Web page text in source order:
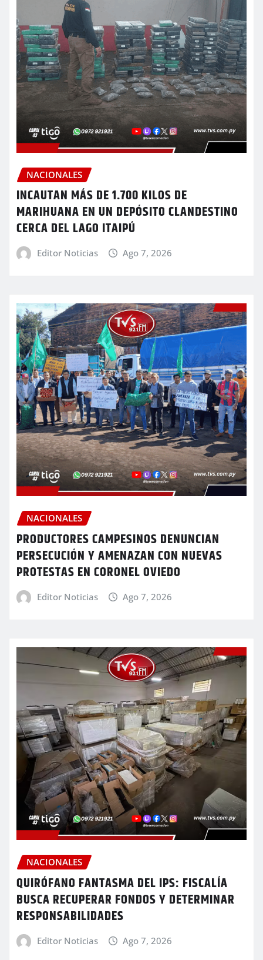
NACIONALES
INCAUTAN MÁS DE 1.700 KILOS DE
MARIHUANA EN UN DEPÓSITO CLANDESTINO
CERCA DEL LAGO ITAIPÚ
Editor Noticias Ago 7, 2026
NACIONALES
PRODUCTORES CAMPESINOS DENUNCIAN
PERSECUCIÓN Y AMENAZAN CON NUEVAS
PROTESTAS EN CORONEL OVIEDO
Editor Noticias Ago 7, 2026
NACIONALES
QUIRÓFANO FANTASMA DEL IPS: FISCALÍA
BUSCA RECUPERAR FONDOS Y DETERMINAR
RESPONSABILIDADES
Editor Noticias Ago 7, 2026